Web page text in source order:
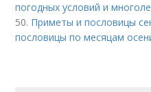
погодных условий и
50. Приметы и пословицы
пословицы по месяцам